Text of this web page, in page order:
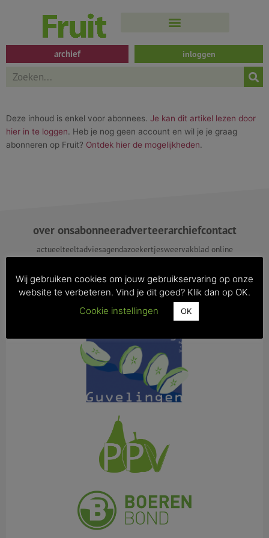
inhoud
archief inloggen
Search
Deze inhoud is enkel voor abonnees. Je kan dit artikel lezen door
hier in te loggen. Heb je nog geen account en wil je je graag
abonneren op Fruit? Ontdek hier de mogelijkheden.
over onsabonneeradverteerarchiefcontact
actueelteeltadviesagendazoekertjesweervakblad online
Wij gebruiken cookies om jouw gebruikservaring op onze
website te verbeteren. Vind je dit goed? Klik dan op OK.
Cookie instellingen
OK